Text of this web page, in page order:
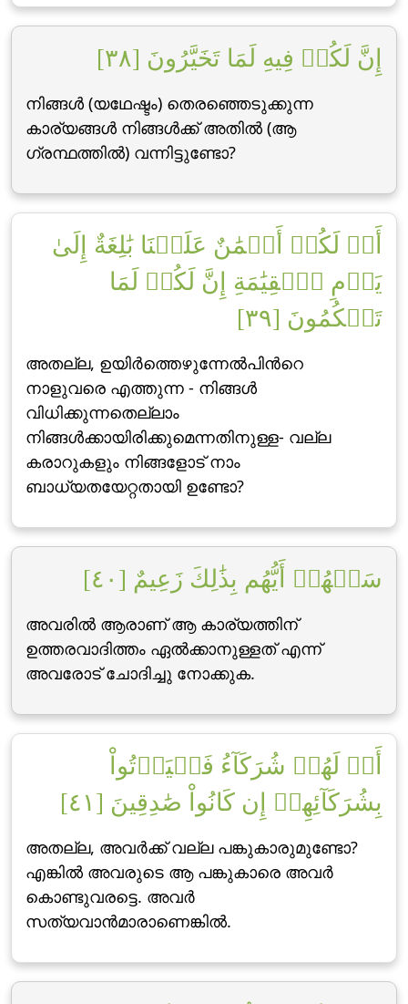
إِنَّ لَكُمۡ فِيهِ لَمَا تَخَيَّرُونَ [٣٨]
നിങ്ങള്‍ (യഥേഷ്ടം) തെരഞ്ഞെടുക്കുന്ന
കാര്യങ്ങള്‍ നിങ്ങള്‍ക്ക് അതില്‍ (ആ
ഗ്രന്ഥത്തില്‍) വന്നിട്ടുണ്ടോ?
أَمۡ لَكُمۡ أَيۡمَٰنٌ عَلَيۡنَا بَٰلِغَةٌ إِلَىٰ
يَوۡمِ ٱلۡقِيَٰمَةِ إِنَّ لَكُمۡ لَمَا
تَحۡكُمُونَ [٣٩]
അതല്ല, ഉയിര്‍ത്തെഴുന്നേല്‍പിന്‍റെ
നാളുവരെ എത്തുന്ന - നിങ്ങള്‍
വിധിക്കുന്നതെല്ലാം
നിങ്ങള്‍ക്കായിരിക്കുമെന്നതിനുള്ള- വല്ല
കരാറുകളും നിങ്ങളോട് നാം
ബാധ്യതയേറ്റതായി ഉണ്ടോ?
سَلۡهُمۡ أَيُّهُم بِذَٰلِكَ زَعِيمٌ [٤٠]
അവരില്‍ ആരാണ് ആ കാര്യത്തിന്
ഉത്തരവാദിത്തം ഏല്‍ക്കാനുള്ളത് എന്ന്
അവരോട് ചോദിച്ചു നോക്കുക.
أَمۡ لَهُمۡ شُرَكَآءُ فَلۡيَأۡتُواْ
بِشُرَكَآئِهِمۡ إِن كَانُواْ صَٰدِقِينَ [٤١]
അതല്ല, അവര്‍ക്ക് വല്ല പങ്കുകാരുമുണ്ടോ?
എങ്കില്‍ അവരുടെ ആ പങ്കുകാരെ അവര്‍
കൊണ്ടുവരട്ടെ. അവര്‍
സത്യവാന്‍മാരാണെങ്കില്‍.